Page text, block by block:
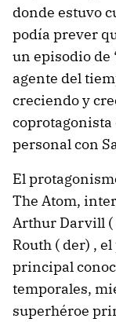
donde estuvo
podía prever
un episodio de
agente del
creciendo y
coprotagonista
personal con
El
The Atom,
Arthur Darvill (
Routh ( der) ,
principal
temporales,
superhéroe